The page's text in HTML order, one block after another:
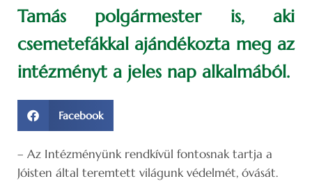
Tamás polgármester is, aki
csemetefákkal ajándékozta meg az
intézményt a jeles nap alkalmából.
Facebook
– Az Intézményünk rendkívül fontosnak tartja a
Jóisten által teremtett világunk védelmét, óvását.